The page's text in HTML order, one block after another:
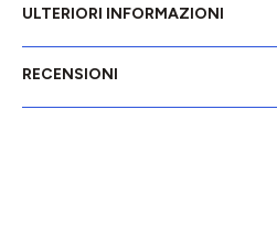
ULTERIORI INFORMAZIONI
RECENSIONI